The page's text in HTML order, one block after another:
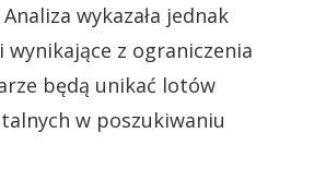
wykazała jednak
wynikające z ograniczenia
będą unikać lotów
w poszukiwaniu